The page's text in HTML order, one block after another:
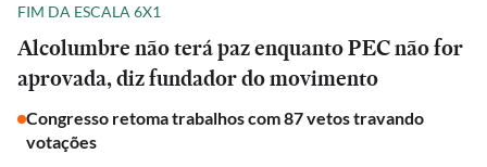
FIM DA ESCALA 6X1
Alcolumbre não terá paz enquanto PEC não for
aprovada, diz fundador do movimento
Congresso retoma trabalhos com 87 vetos travando
votações